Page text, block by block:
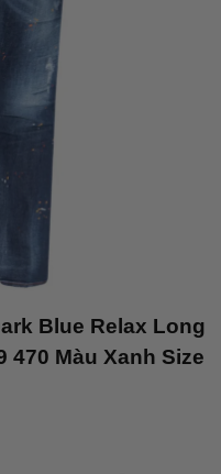
Blue Relax Long
470 Màu Xanh Size